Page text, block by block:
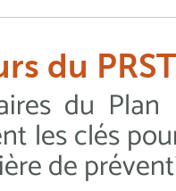
du
du
les clés
de